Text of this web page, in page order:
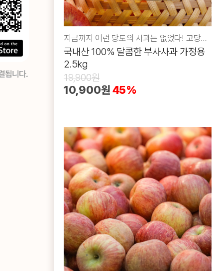
지금까지 이런 당도의 사과는 없었다! 고당도 사과
국내산 100% 달콤한 부사사과 가정용
2.5kg
19,900원
10,900원45%